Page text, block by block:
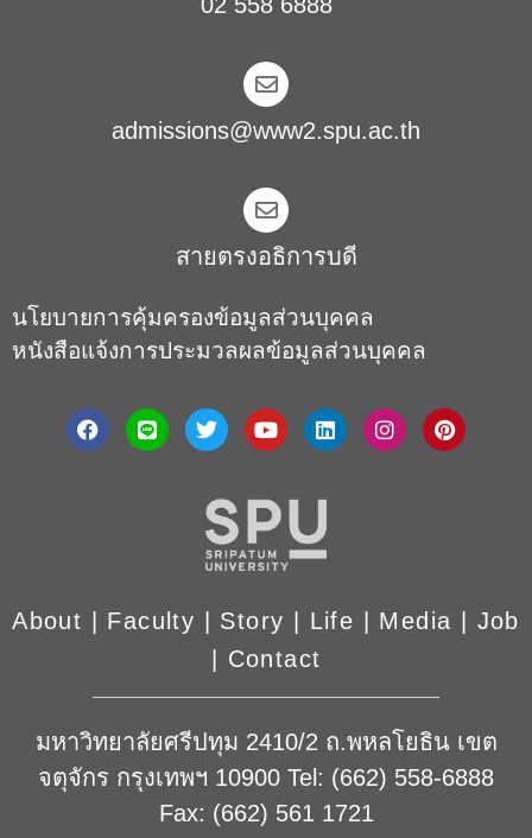
admissions@www2.spu.ac.th
สายตรงอธิการบดี​
นโยบายการคุ้มครองข้อมูลส่วนบุคคล
หนังสือแจ้งการประมวลผลข้อมูลส่วนบุคคล
About Faculty Story | Life | Media
Job
Contact
มหาวิทยาลัยศรีปทุม 2410/2 ถ.พหลโยธิน เขต
จตุจักร กรุงเทพฯ 10900 Tel: (662) 558-6888
Fax: (662) 561 1721